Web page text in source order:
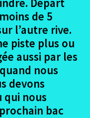
primitif
primitif
de 5
l’autre rive.
piste plus ou
aussi par les
nous
devons
qui nous
bac